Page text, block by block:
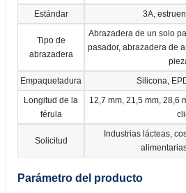
Estándar
3A,
Tipo de
abrazadera
Abrazadera de un solo
pasador, abrazadera de
Empaquetadura
Silicona,
Longitud de la
férula
12,7 mm, 21,5 mm, 28,6
Solicitud
Industrias lácteas,
Parámetro del producto